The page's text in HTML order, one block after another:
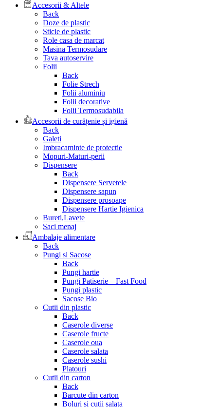
Accesorii & Altele
Back
Doze de plastic
Sticle de plastic
Role casa de marcat
Masina Termosudare
Tava autoservire
Folii
Back
Folie Strech
Folii aluminiu
Folii decorative
Folii Termosudabila
Accesorii de curățenie și igienă
Back
Galeti
Imbracaminte de protectie
Mopuri-Maturi-perii
Dispensere
Back
Dispensere Servetele
Dispensere sapun
Dispensere prosoape
Dispensere Hartie Igienica
Bureti,Lavete
Saci menaj
Ambalaje alimentare
Back
Pungi si Sacose
Back
Pungi hartie
Pungi Patiserie – Fast Food
Pungi plastic
Sacose Bio
Cutii din plastic
Back
Caserole diverse
Caserole fructe
Caserole oua
Caserole salata
Caserole sushi
Platouri
Cutii din carton
Back
Barcute din carton
Boluri si cutii salata